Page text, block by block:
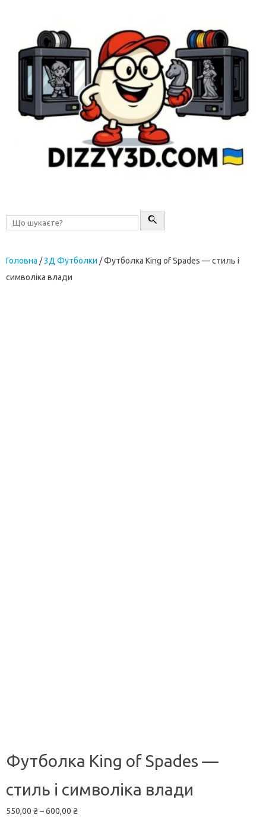
Головна /3Д Футболки / Футболка King of Spades — стиль і
символіка влади
Футболка King of Spades —
стиль і символіка влади
550,00 ₴–600,00 ₴Price